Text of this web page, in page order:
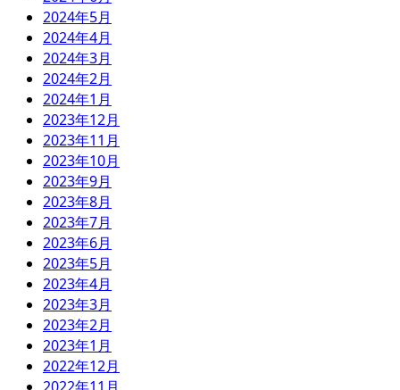
2024年5月
2024年4月
2024年3月
2024年2月
2024年1月
2023年12月
2023年11月
2023年10月
2023年9月
2023年8月
2023年7月
2023年6月
2023年5月
2023年4月
2023年3月
2023年2月
2023年1月
2022年12月